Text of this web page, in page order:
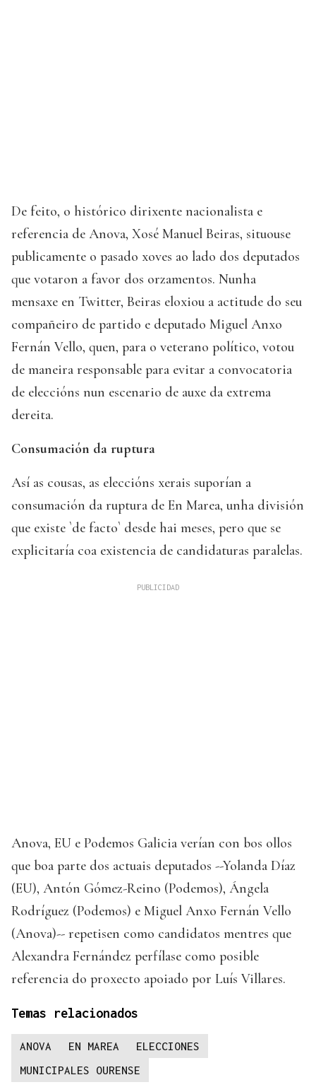
De feito, o histórico dirixente nacionalista e
referencia de Anova, Xosé Manuel Beiras, situouse
publicamente o pasado xoves ao lado dos deputados
que votaron a favor dos orzamentos. Nunha
mensaxe en Twitter, Beiras eloxiou a actitude do seu
compañeiro de partido e deputado Miguel Anxo
Fernán Vello, quen, para o veterano político, votou
de maneira responsable para evitar a convocatoria
de eleccións nun escenario de auxe da extrema
dereita.
Consumación da ruptura
Así as cousas, as eleccións xerais suporían a
consumación da ruptura de En Marea, unha división
que existe `de facto` desde hai meses, pero que se
explicitaría coa existencia de candidaturas paralelas.
Anova, EU e Podemos Galicia verían con bos ollos
que boa parte dos actuais deputados --Yolanda Díaz
(EU), Antón Gómez-Reino (Podemos), Ángela
Rodríguez (Podemos) e Miguel Anxo Fernán Vello
(Anova)-- repetisen como candidatos mentres que
Alexandra Fernández perfílase como posible
referencia do proxecto apoiado por Luís Villares.
Temas relacionados
ANOVA EN MAREA
ELECCIONES
MUNICIPALES OURENSE